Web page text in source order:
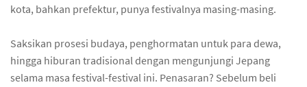
kota, bahkan prefektur, punya festivalnya masing-masing.
Saksikan prosesi budaya, penghormatan untuk para dewa,
hingga hiburan tradisional dengan mengunjungi Jepang
selama masa festival-festival ini. Penasaran? Sebelum beli